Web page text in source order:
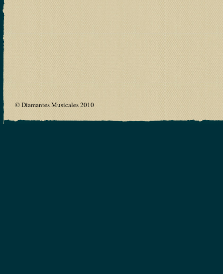
© Diamantes Musicales 2010